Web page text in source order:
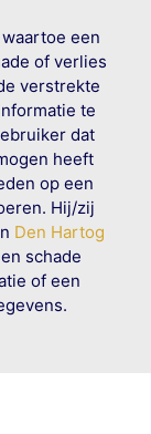
een
of verlies
verstrekte
te
dat
heeft
op een
Hij/zij
Den Hartog
schade
of een